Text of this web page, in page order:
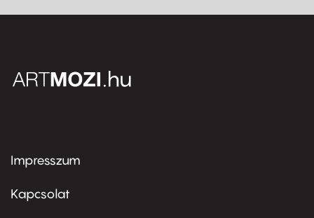
Footer
first
Impresszum
Kapcsolat